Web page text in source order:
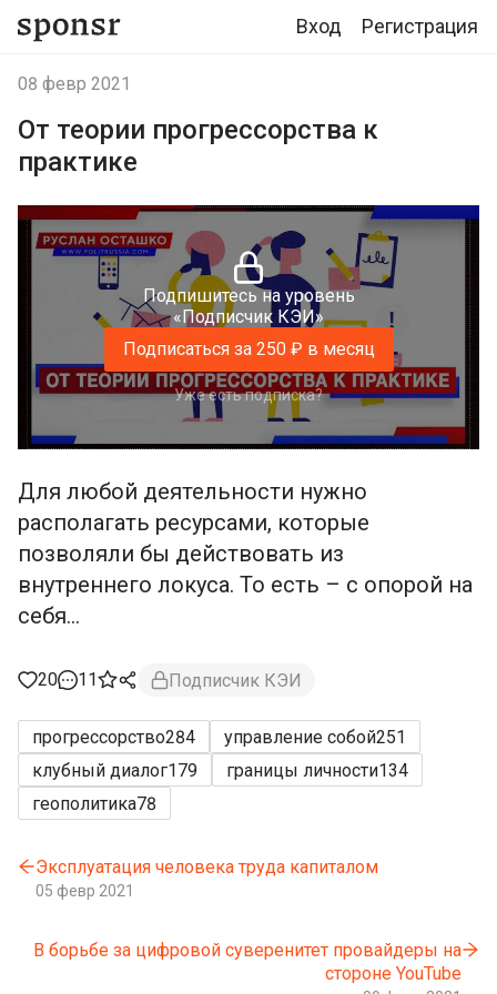
Вход Регистрация
08 февр 2021
От теории прогрессорства к
практике
Подпишитесь на уровень
«Подписчик КЭИ»
Подписаться за 250 ₽ в месяц
Уже есть подписка?
Для любой деятельности нужно
располагать ресурсами, которые
позволяли бы действовать из
внутреннего локуса. То есть – с опорой на
себя...
20 11 Подписчик КЭИ
прогрессорство284 управление собой251
клубный диалог179 границы личности134
геополитика78
Эксплуатация человека труда капиталом
05 февр 2021
В борьбе за цифровой суверенитет провайдеры на
стороне YouTube